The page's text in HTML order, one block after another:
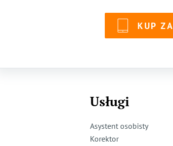
KUP ZA
Usługi
Asystent osobisty
Korektor